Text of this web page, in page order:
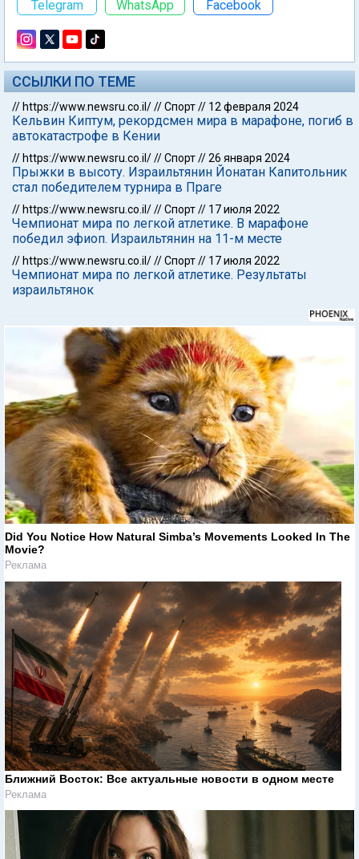
Telegram WhatsApp Facebook
ССЫЛКИ ПО ТЕМЕ
// https://www.newsru.co.il///Спорт// 12 февраля 2024
Кельвин Киптум, рекордсмен мира в марафоне, погиб в
автокатастрофе в Кении
// https://www.newsru.co.il///Спорт//26 января 2024
Прыжки в высоту. Израильтянин Йонатан Капитольник
стал победителем турнира в Праге
// https://www.newsru.co.il///Спорт// 17 июля 2022
Чемпионат мира по легкой атлетике. В марафоне
победил эфиоп. Израильтянин на 11-м месте
// https://www.newsru.co.il///Спорт// 17 июля 2022
Чемпионат мира по легкой атлетике. Результаты
израильтянок
Did You Notice How Natural Simba’s Movements Looked In The
Movie?
Реклама
Ближний Восток: Все актуальные новости в одном месте
Реклама